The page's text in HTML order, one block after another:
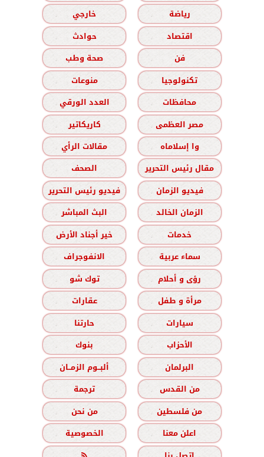
رياضة
خارجي
اقتصاد
حوادث
فن
صحة وطب
تكنولوجيا
منوعات
محافظات
العدد الورقي
مصر العظمى
كاريكاتير
وا إسلاماه
مقالات الرأي
مقال رئيس التحرير
الصحف
فيديو الزمان
فيديو رئيس التحرير
الزمان الخالد
البث المباشر
خدمات
خير أجناد الأرض
سماء عربية
الانفوجراف
رؤى و أحلام
توك شو
مرأة و طفل
عقارات
سيارات
حارتنا
الأحزاب
بنوك
البرلمان
ألبــوم الزمــان
من القدس
ترجمة
من فلسطين
من نحن
اعلن معنا
الخصوصية